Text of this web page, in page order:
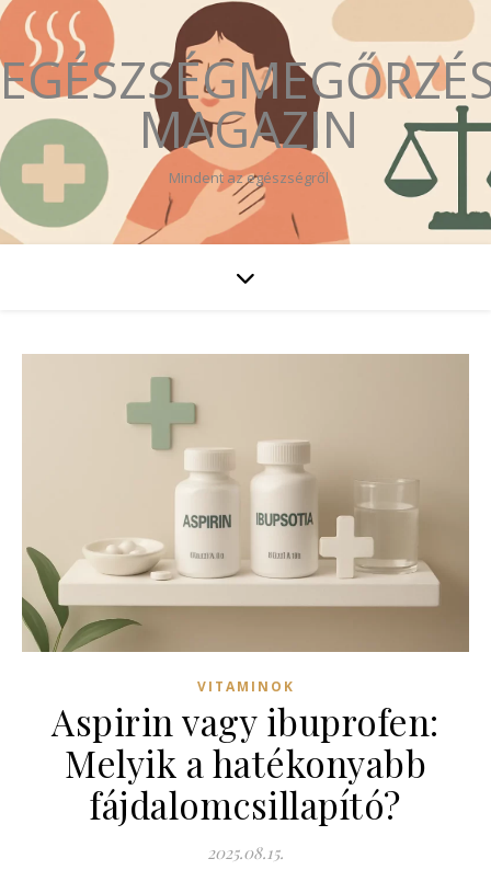
MAGAZIN
Mindent az egészségről
VITAMINOK
Aspirin vagy ibuprofen:
Melyik a hatékonyabb
fájdalomcsillapító?
2025.08.15.